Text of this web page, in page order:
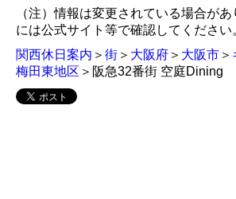
（注）情報は変更されている場合が
には公式サイト等で確認してください
関西休日案内 ＞ 街 ＞ 大阪府 ＞ 大阪市 ＞
梅田東地区 ＞阪急32番街 空庭Dining